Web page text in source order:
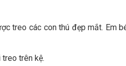
treo các con thú đẹp mắt. Em
trên kệ.